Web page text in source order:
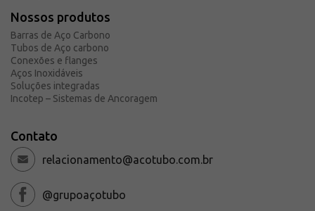
Compliance e LGPD
Ouvidoria
Blog
ESG
Trabalhe conosco
Nossos produtos
Barras de Aço Carbono
Tubos de Aço carbono
Conexões e flanges
Aços Inoxidáveis
Soluções integradas
Incotep – Sistemas de Ancoragem
Contato
relacionamento@acotubo.com.br
@grupoaçotubo